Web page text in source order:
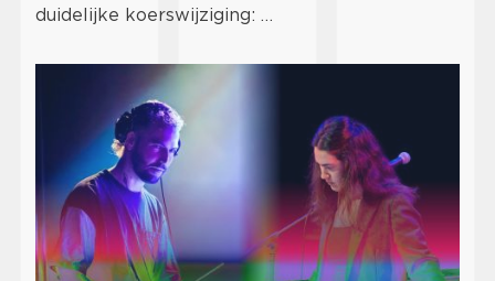
duidelijke koerswijziging: …